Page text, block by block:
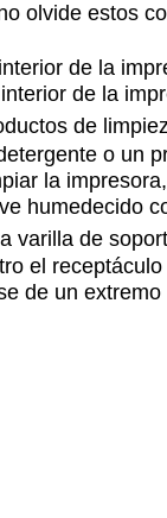
olvide estos
de la
de la
de
o un
la
humedecido
varilla de
el
de un